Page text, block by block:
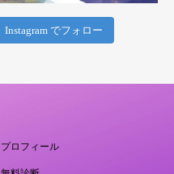
Instagram でフォロー
プロフィール